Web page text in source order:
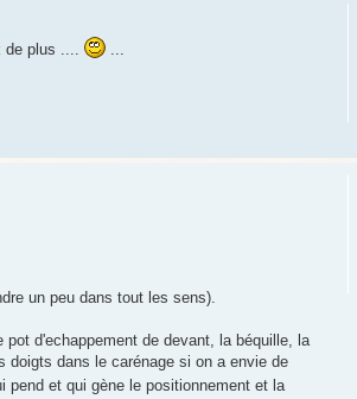
de plus ....
...
un peu dans tout les sens).
d'echappement de devant, la béquille, la
doigts dans le carénage si on a envie de
pend et qui gène le positionnement et la